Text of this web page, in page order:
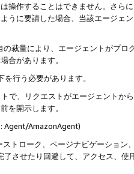
操作することはできません。さら
うに要請した場合、当該エージェ
裁量により、エージェントがプ
合があります。
行う必要があります。
で、リクエストがエージェントか
を開示します。
Agent/AmazonAgent)
トローク、ページナビゲーショ
了させたり回避して、アクセス、